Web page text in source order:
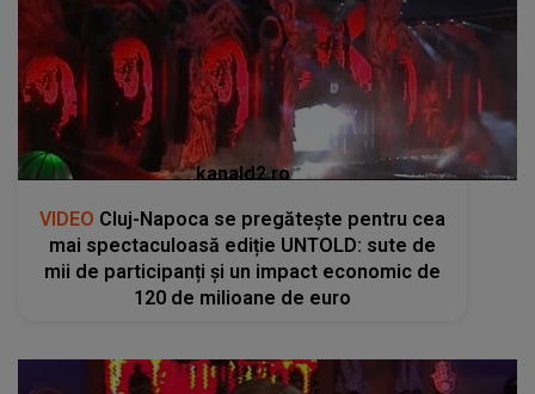
kanald2.ro
VIDEO Cluj-Napoca se pregătește pentru cea
mai spectaculoasă ediție UNTOLD: sute de
mii de participanți și un impact economic de
120 de milioane de euro